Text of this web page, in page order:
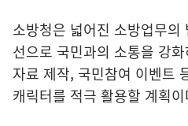
소방청은 넓어진 소방업무의
선으로 국민과의 소통을 강
자료 제작, 국민참여 이벤트
캐릭터를 적극 활용할 계획